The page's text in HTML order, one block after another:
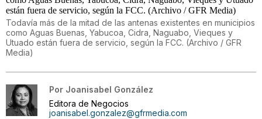
Todavía más de la mitad de las antenas existentes en municipios
como Aguas Buenas, Yabucoa, Cidra, Naguabo, Vieques y
Utuado están fuera de servicio, según la FCC. (Archivo / GFR
Media)
Por Joanisabel González
Editora de Negocios
joanisabel.gonzalez@gfrmedia.com